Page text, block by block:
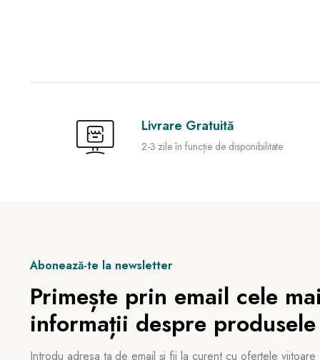
Livrare Gratuită
2-3 zile în funcție de disponibilitate
Abonează-te la newsletter
Primește prin email cele
informații despre
Introdu adresa ta de email și fii la curent cu ofertele viitoare